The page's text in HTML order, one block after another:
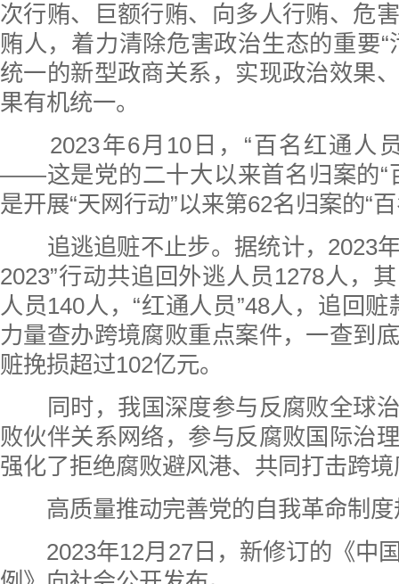
次行贿、巨额行贿、向多人行贿、危
贿人，着力清除危害政治生态的重要“
统一的新型政商关系，实现政治效果
果有机统一。
2023年6月10日，“百名红通人
——这是党的二十大以来首名归案的“
是开展“天网行动”以来第62名归案的“
追逃追赃不止步。据统计，2023
2023”行动共追回外逃人员1278人，
人员140人，“红通人员”48人，追回
力量查办跨境腐败重点案件，一查到
赃挽损超过102亿元。
同时，我国深度参与反腐败全球
败伙伴关系网络，参与反腐败国际治
强化了拒绝腐败避风港、共同打击跨
高质量推动完善党的自我革命制
2023年12月27日，新修订的《中